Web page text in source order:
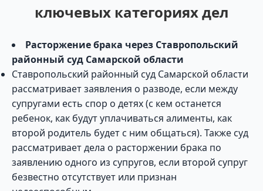
ключевых категориях дел
Расторжение брака через Ставропольский
районный суд Самарской области
Ставропольский районный суд Самарской области
рассматривает заявления о разводе, если между
супругами есть спор о детях (с кем останется
ребенок, как будут уплачиваться алименты, как
второй родитель будет с ним общаться). Также суд
рассматривает дела о расторжении брака по
заявлению одного из супругов, если второй супруг
безвестно отсутствует или признан